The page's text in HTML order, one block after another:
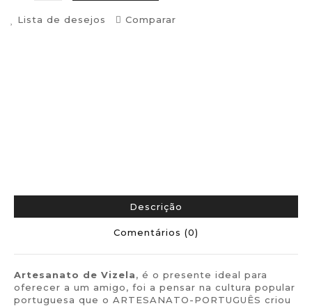
Lista de desejos Comparar
Descrição
Comentários (0)
Artesanato de Vizela, é o presente ideal para
oferecer a um amigo, foi a pensar na cultura popular
portuguesa que o ARTESANATO-PORTUGUÊS criou